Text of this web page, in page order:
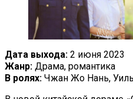
Дата выхода: 2 июня 2023
Жанр: Драма, романтика
В ролях: Чжан Жо Нань,